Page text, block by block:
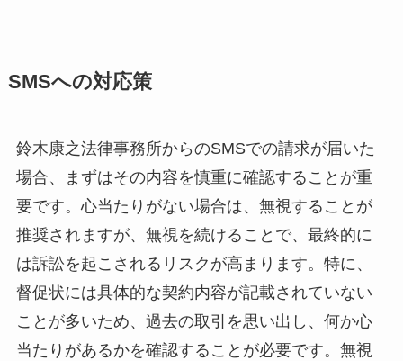
SMSへの対応策
鈴木康之法律事務所からのSMSでの請求が届いた
場合、まずはその内容を慎重に確認することが重
要です。心当たりがない場合は、無視することが
推奨されますが、無視を続けることで、最終的に
は訴訟を起こされるリスクが高まります。特に、
督促状には具体的な契約内容が記載されていない
ことが多いため、過去の取引を思い出し、何か心
当たりがあるかを確認することが必要です。無視